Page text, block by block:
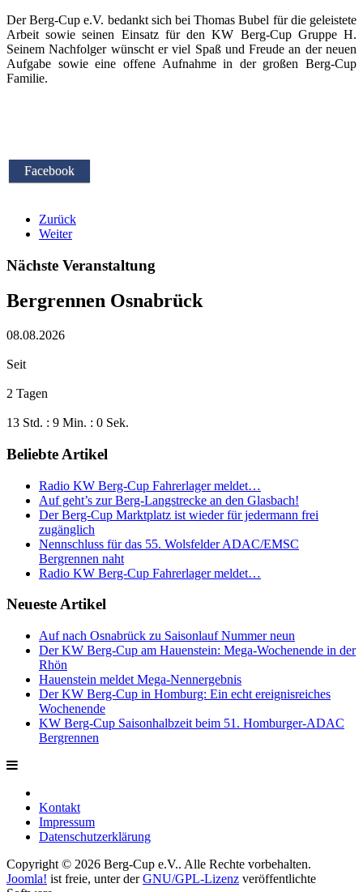
Der Berg-Cup e.V. bedankt sich bei Thomas Bubel für die geleistete
Arbeit sowie seinen Einsatz für den KW Berg-Cup Gruppe H.
Seinem Nachfolger wünscht er viel Spaß und Freude an der neuen
Aufgabe sowie eine offene Aufnahme in der großen Berg-Cup
Familie.
Facebook
Zurück
Weiter
Nächste Veranstaltung
Bergrennen Osnabrück
08.08.2026
Seit
2 Tagen
13 Std. : 9 Min. : 0 Sek.
Beliebte Artikel
Radio KW Berg-Cup Fahrerlager meldet…
Auf geht’s zur Berg-Langstrecke an den Glasbach!
Der Berg-Cup Marktplatz ist wieder für jedermann frei
zugänglich
Nennschluss für das 55. Wolsfelder ADAC/EMSC
Bergrennen naht
Radio KW Berg-Cup Fahrerlager meldet…
Neueste Artikel
Auf nach Osnabrück zu Saisonlauf Nummer neun
Der KW Berg-Cup am Hauenstein: Mega-Wochenende in der
Rhön
Hauenstein meldet Mega-Nennergebnis
Der KW Berg-Cup in Homburg: Ein echt ereignisreiches
Wochenende
KW Berg-Cup Saisonhalbzeit beim 51. Homburger-ADAC
Bergrennen
Kontakt
Impressum
Datenschutzerklärung
Copyright © 2026 Berg-Cup e.V.. Alle Rechte vorbehalten.
Joomla! ist freie, unter derGNU/GPL-Lizenz veröffentlichte